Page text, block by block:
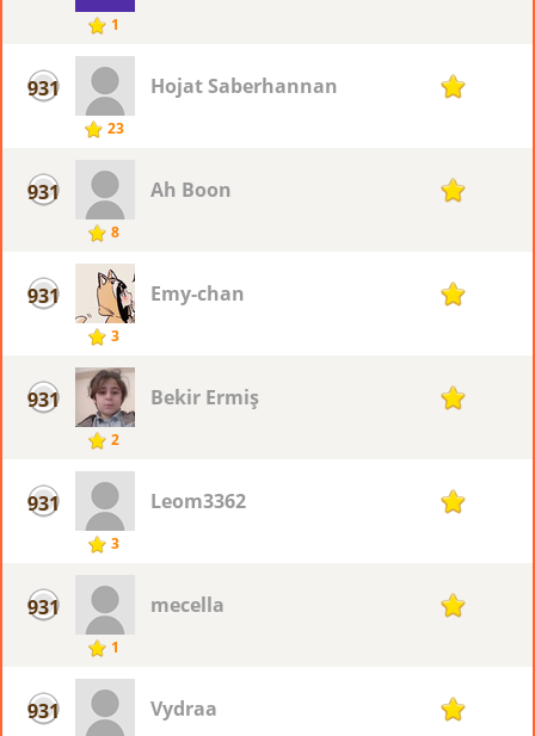
1
931
23
Hojat Saberhannan 1
931
8
Ah Boon 1
931
3
Emy-chan 1
931
2
Bekir Ermiş 1
931
3
Leom3362 1
931
1
mecella 1
931 Vydraa 1